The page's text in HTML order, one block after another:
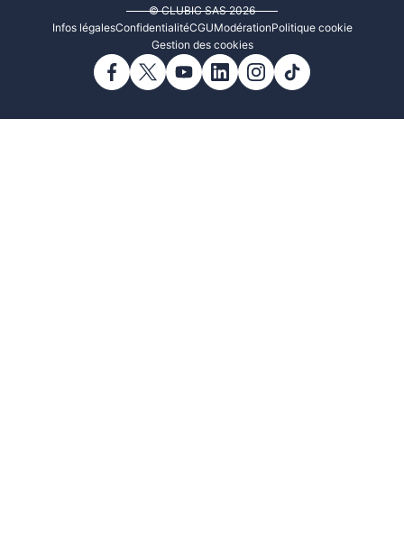
© CLUBIC SAS 2026
Infos légalesConfidentialitéCGUModérationPolitique cookie
Gestion des cookies